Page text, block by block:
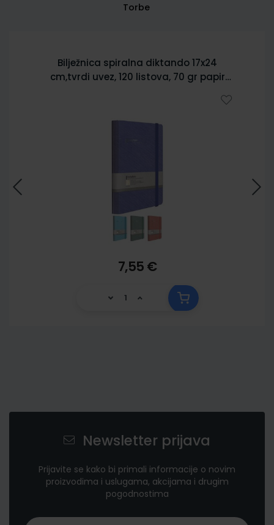
Torbe
Bilježnica spiralna diktando 17x24
cm,tvrdi uvez, 120 listova, 70 gr papir
7,55 €
Newsletter prijava
Prijavite se kako bi primali informacije o novim
proizvodima i uslugama, akcijama i drugim
pogodnostima